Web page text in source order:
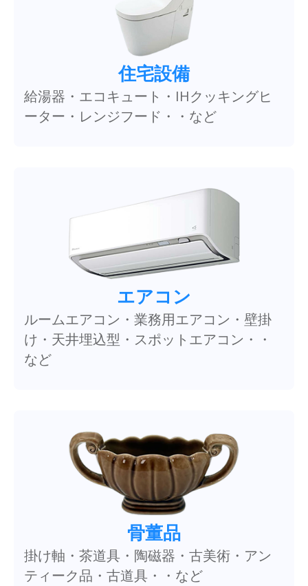
住宅設備
給湯器・エコキュート・IHクッキングヒ
ーター・レンジフード・・など
エアコン
ルームエアコン・業務用エアコン・壁掛
け・天井埋込型・スポットエアコン・・
など
骨董品
掛け軸・茶道具・陶磁器・古美術・アン
ティーク品・古道具・・など